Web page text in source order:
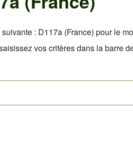
: D117a (France) pour le
vos critères dans la barre